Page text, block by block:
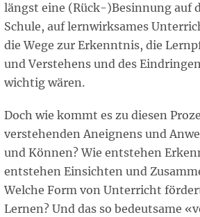
längst eine (Rück-)Besinnung auf
Schule, auf lernwirksames
die Wege zur Erkenntnis, die
und Verstehens und des
wichtig wären.
Doch wie kommt es zu diesen
verstehenden Aneignens und
und Können? Wie entstehen
entstehen Einsichten und
Welche Form von Unterricht
Lernen? Und das so bedeutsame